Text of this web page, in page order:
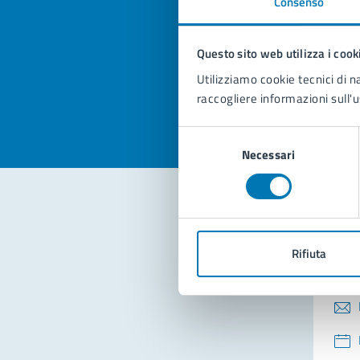
Questo sito web utilizza i
Utilizziamo cookie tecnici di
raccogliere informazioni
consenso
Necessari
Rifiuta